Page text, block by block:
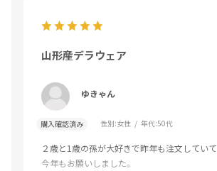
山形産デラウェア
ゆきゃん
購入確認済み 性別:女性 年代:50代
２歳と1歳の孫が大好きで昨年も注文していて
今年もお願いしました。